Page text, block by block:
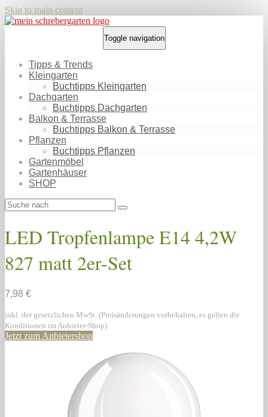
Skip to main content
Toggle navigation
Tipps & Trends
Kleingarten
Buchtipps Kleingarten
Dachgarten
Buchtipps Dachgarten
Balkon & Terrasse
Buchtipps Balkon & Terrasse
Pflanzen
Buchtipps Pflanzen
Gartenmöbel
Gartenhäuser
SHOP
LED Tropfenlampe E14 4,2W
827 matt 2er-Set
7,98 €
inkl. der gesetzlichen MwSt. (Preisänderungen vorbehalten, es gelten die
Konditionen im Anbieter-Shop)
Jetzt zum Anbietershop